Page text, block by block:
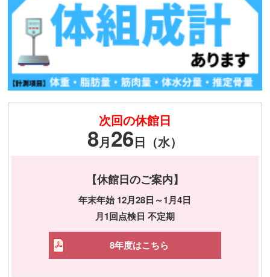
次回の休館日
8月26日（水）
【休館日のご案内】
年末年始 12月28日～1月4日
月1回点検日 不定期
8年度はこちら